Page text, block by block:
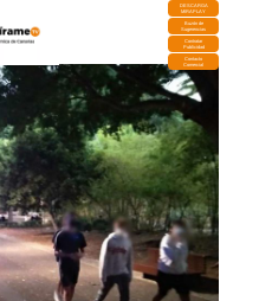
DESCARGA
MIRAPLAY
Buzón de
Sugerencias
Contratar
Publicidad
Contacto
Comercial